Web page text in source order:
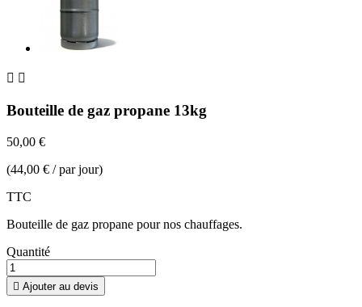
 
Bouteille de gaz propane 13kg
50,00 €
(44,00 € / par jour)
TTC
Bouteille de gaz propane pour nos chauffages.
Quantité
 Ajouter au devis